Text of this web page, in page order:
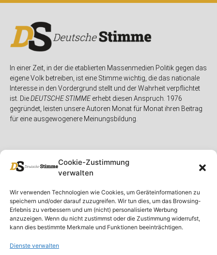
Cookie-Zustimmung
verwalten
Wir verwenden Technologien wie Cookies, um Geräteinformationen zu
speichern und/oder darauf zuzugreifen. Wir tun dies, um das Browsing-
Erlebnis zu verbessern und um (nicht) personalisierte Werbung
anzuzeigen. Wenn du nicht zustimmst oder die Zustimmung widerrufst,
kann dies bestimmte Merkmale und Funktionen beeinträchtigen.
Dienste verwalten
In einer Zeit, in der die etablierten Massenmedien Politik gegen das
eigene Volk betreiben, ist eine Stimme wichtig, die das nationale
Interesse in den Vordergrund stellt und der Wahrheit verpflichtet
ist. DieDEUTSCHE STIMMEerhebt diesen Anspruch. 1976
gegründet, leisten unsere Autoren Monat für Monat ihren Beitrag
für eine ausgewogenere Meinungsbildung.
Unser Magazin
Spenden
Ausgaben
Abonnieren
Rubriken
Deutschland
Ausland
Rechtliches
Rechtliche Hinweise
Impressum
Datenschutzerklärung